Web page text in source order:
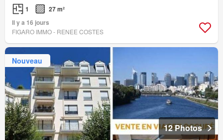
1
27 m²
Il y a 16 jours
FIGARO IMMO - RENEE COSTES
Nouveau
12 Photos